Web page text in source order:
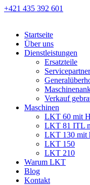
+421 435 392 601
Startseite
Über uns
Dienstleistungen
Ersatzteile
Servicepartner
Verkauf
Maschinen
LKT 60 mit
LKT 81 ITL
LKT 130 mit
LKT 150
LKT 210
Warum LKT
Blog
Kontakt